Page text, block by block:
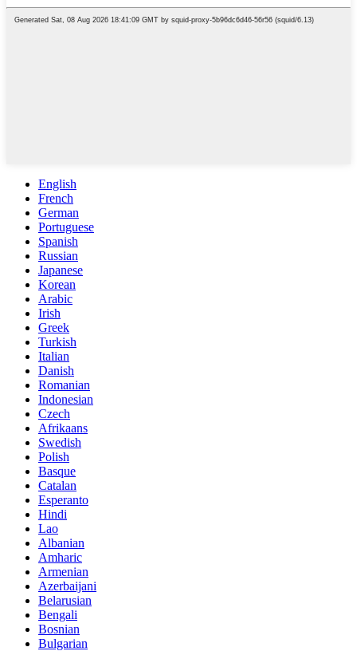
English
French
German
Portuguese
Spanish
Russian
Japanese
Korean
Arabic
Irish
Greek
Turkish
Italian
Danish
Romanian
Indonesian
Czech
Afrikaans
Swedish
Polish
Basque
Catalan
Esperanto
Hindi
Lao
Albanian
Amharic
Armenian
Azerbaijani
Belarusian
Bengali
Bosnian
Bulgarian